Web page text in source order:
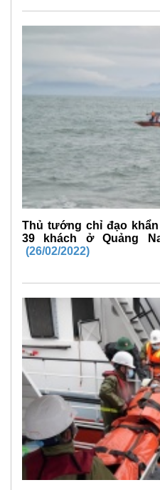
Thủ tướng chỉ đạo
39 khách ở Quảng
(26/02/2022)